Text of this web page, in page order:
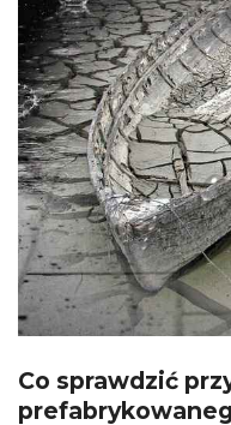
Co sprawdzić